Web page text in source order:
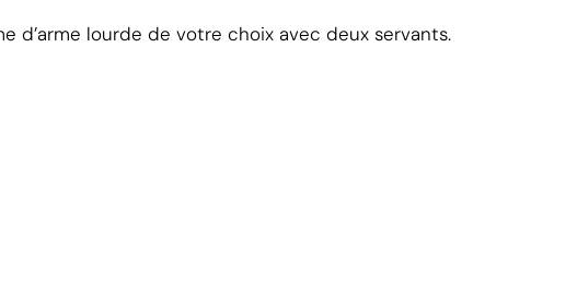
d’arme lourde de votre choix avec deux servants.